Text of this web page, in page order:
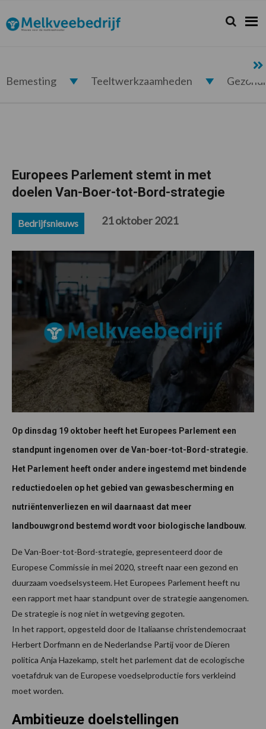
de
hoofdnavigatie
de
hoofd
de
eerste
de
voettekst
Melkveebedrijf.nl Zoeken...
Zoek
Bemesting Teeltwerkzaamheden
Europees Parlement stemt in met
doelen Van-Boer-tot-Bord-strategie
Bedrijfsnieuws 21 oktober 2021
Op dinsdag 19 oktober heeft het Europees Parlement een
standpunt ingenomen over de Van-boer-tot-Bord-strategie.
Het Parlement heeft onder andere ingestemd met bindende
reductiedoelen op het gebied van gewasbescherming en
nutriëntenverliezen en wil daarnaast dat meer
landbouwgrond bestemd wordt voor biologische landbouw.
De Van-Boer-tot-Bord-strategie, gepresenteerd door de
Europese Commissie in mei 2020, streeft naar een gezond en
duurzaam voedselsysteem. Het Europees Parlement heeft nu
een rapport met haar standpunt over de strategie aangenomen.
De strategie is nog niet in wetgeving gegoten.
In het rapport, opgesteld door de Italiaanse christendemocraat
Herbert Dorfmann en de Nederlandse Partij voor de Dieren
politica Anja Hazekamp, stelt het parlement dat de ecologische
voetafdruk van de Europese voedselproductie fors verkleind
moet worden.
Ambitieuze doelstellingen